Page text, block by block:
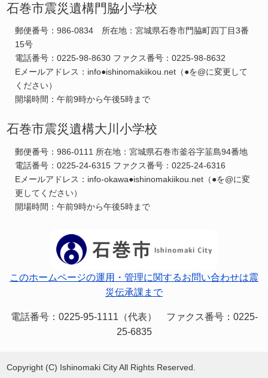
石巻市震災遺構門脇小学校
郵便番号：986-0834 所在地：宮城県石巻市門脇町四丁目3番
15号
電話番号：0225-98-8630 ファクス番号：0225-98-8632
Eメールアドレス：info●ishinomakiikou.net（●を@に変更して
ください）
開場時間：午前9時から午後5時まで
石巻市震災遺構大川小学校
郵便番号：986-0111 所在地：宮城県石巻市釜谷字韮島94番地
電話番号：0225-24-6315 ファクス番号：0225-24-6316
Eメールアドレス：info-okawa●ishinomakiikou.net（●を@に変
更してください）
開場時間：午前9時から午後5時まで
このホームページの運用・管理に関するお問い合わせは震
災伝承課まで
電話番号：0225-95-1111（代表） ファクス番号：0225-
25-6835
Copyright (C) Ishinomaki City All Rights Reserved.